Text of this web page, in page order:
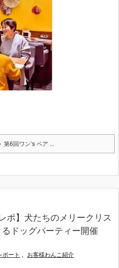
第6回ワン’s ペア ...
ポ】犬たちのメリークリス
ドッグパーティー開催
ポート , お客様わんこ紹介